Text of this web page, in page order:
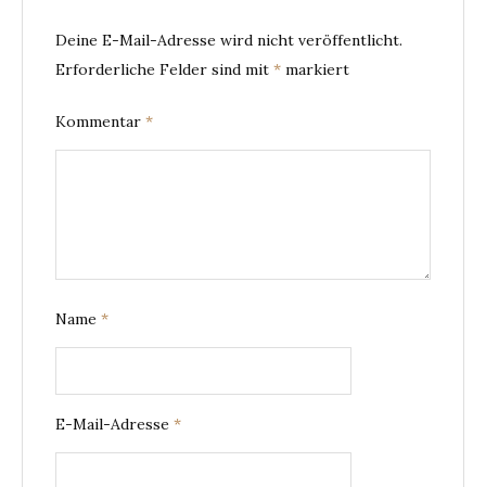
Deine E-Mail-Adresse wird nicht veröffentlicht.
Erforderliche Felder sind mit * markiert
Kommentar *
Name *
E-Mail-Adresse *